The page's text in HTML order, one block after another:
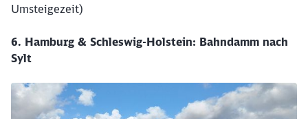
Umsteigezeit)
6. Hamburg & Schleswig-Holstein: Bahndamm nach
Sylt